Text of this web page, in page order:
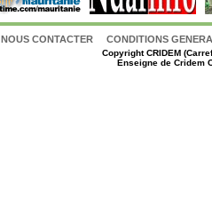
NOUS CONTACTER CONDITIONS
CopyrightCRIDEM
Enseigne de Cridem